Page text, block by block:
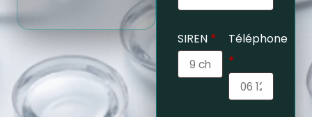
SIREN *
Téléphone
*